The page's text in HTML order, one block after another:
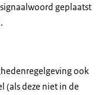
geplaatst
ook
(als deze niet in de